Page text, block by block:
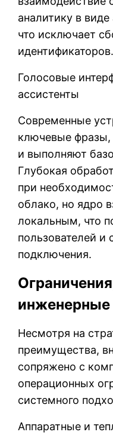
аналитику в виде
что исключает
идентификаторов.
Голосовые
ассистенты
Современные
ключевые
и выполняют
Глубокая
при
облако, но ядро
локальным, что
пользователей и
подключения.
Несмотря на
преимущества,
сопряжено с
операционных
системного
Аппаратные и